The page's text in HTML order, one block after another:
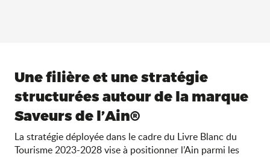
Une filière et une stratégie
structurées autour de la marque
Saveurs de l’Ain®
La stratégie déployée dans le cadre du Livre Blanc du
Tourisme 2023-2028 vise à positionner l’Ain parmi les